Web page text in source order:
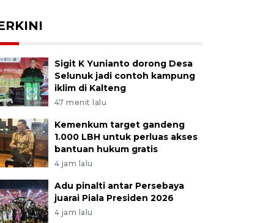
Sigit K Yunianto dorong Desa
Selunuk jadi contoh kampung
iklim di Kalteng
47 menit lalu
Kemenkum target gandeng
1.000 LBH untuk perluas akses
bantuan hukum gratis
4 jam lalu
Adu pinalti antar Persebaya
juarai Piala Presiden 2026
4 jam lalu